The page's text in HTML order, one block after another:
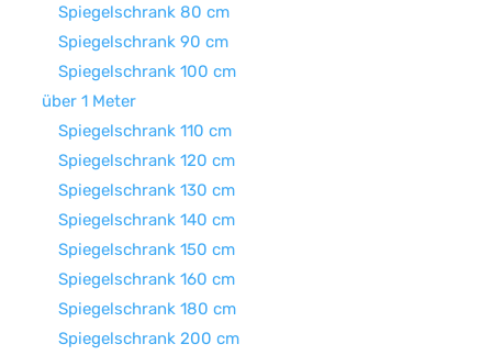
Spiegelschrank 80 cm
Spiegelschrank 90 cm
Spiegelschrank 100 cm
über 1 Meter
Spiegelschrank 110 cm
Spiegelschrank 120 cm
Spiegelschrank 130 cm
Spiegelschrank 140 cm
Spiegelschrank 150 cm
Spiegelschrank 160 cm
Spiegelschrank 180 cm
Spiegelschrank 200 cm